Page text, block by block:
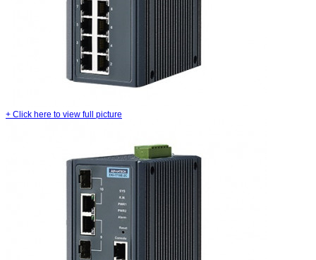
+ Click here to view full picture